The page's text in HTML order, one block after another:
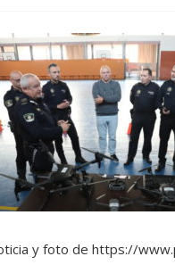
y foto de https://